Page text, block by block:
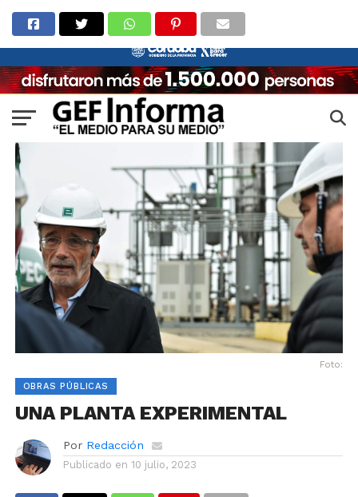
Foto:
OBRAS PÚBLICAS
UNA PLANTA EXPERIMENTAL
Por Redacción
Publicado en 10 julio, 2023